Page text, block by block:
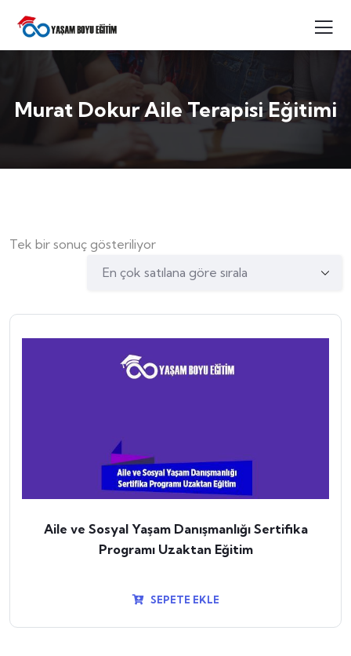
Murat Dokur Aile Terapisi Eğitimi
Tek bir sonuç gösteriliyor
Aile ve Sosyal Yaşam Danışmanlığı Sertifika
Programı Uzaktan Eğitim
SEPETE EKLE